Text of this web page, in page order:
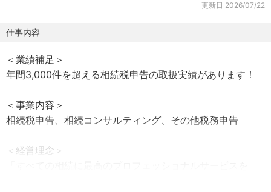
更新日 2026/07/22
仕事内容
＜業績補足＞
年間3,000件を超える相続税申告の取扱実績があります！
＜事業内容＞
相続税申告、相続コンサルティング、その他税務申告
＜経営理念＞